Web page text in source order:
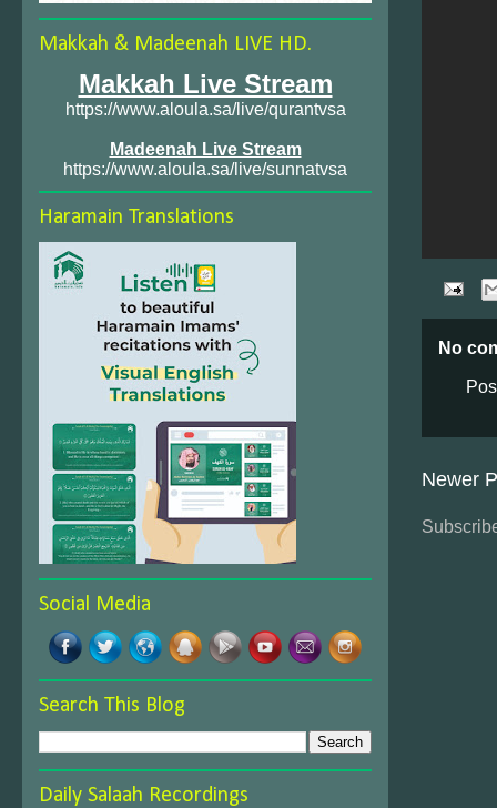
No
Newer
Makkah & Madeenah LIVE HD.
Makkah Live Stream
https://www.aloula.sa/live/qurantvsa
Madeenah Live Stream
https://www.aloula.sa/live/sunnatvsa
Haramain Translations
Social Media
Search This Blog
Daily Salaah Recordings